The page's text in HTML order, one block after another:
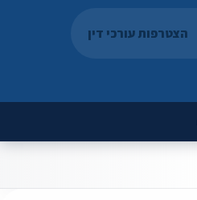
הצטרפות עורכי דין